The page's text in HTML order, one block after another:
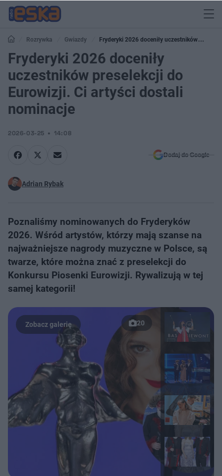
Rozrywka Gwiazdy
Fryderyki 2026 doceniły uczestników
preselekcji do Eurowizji. Ci artyści dostali nominacje
Fryderyki 2026 doceniły
uczestników preselekcji do
Eurowizji. Ci artyści dostali
nominacje
2026-03-25 14:08
Dodaj do Google
Adrian Rybak
Poznaliśmy nominowanych do Fryderyków
2026. Wśród artystów, którzy mają szanse na
najważniejsze nagrody muzyczne w Polsce, są
twarze, które można znać z preselekcji do
Konkursu Piosenki Eurowizji. Rywalizują w tej
samej kategorii!
20